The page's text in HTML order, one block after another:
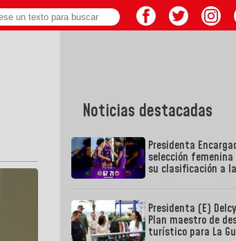
Noticias destacadas
Presidenta
selección
su clasificación a
Presidenta (E)
Plan maestro de
turístico para La